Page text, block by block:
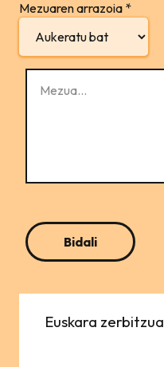
Mezuaren arrazoia *
Euskara zerbitzua